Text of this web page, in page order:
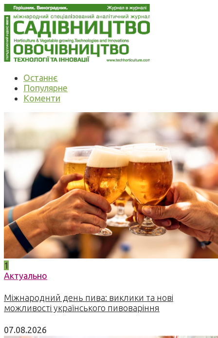
Останнє
Популярне
Коменти
1
Актуально
Міжнародний день пива: виклики та нові
можливості українського пивоваріння
07.08.2026